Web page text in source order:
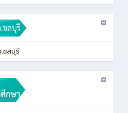
ชลบุรี